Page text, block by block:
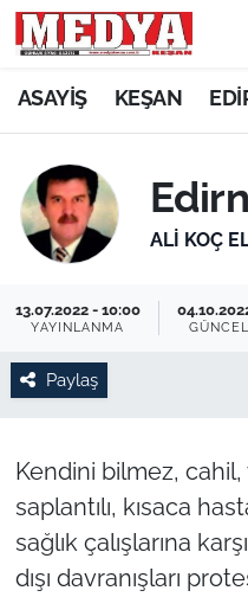
ASAYİŞ KEŞAN
ALİ KOÇ
13.07.2022 - 10:00
YAYINLANMA
Paylaş
Kendini bilmez,
saplantılı, kısaca
sağlık çalışlarına
dışı davranışları
KEŞAN
ASAYİŞ
SİYASET
GÜNDEM
EKONOMİ
EĞİTİM
TARIM VE